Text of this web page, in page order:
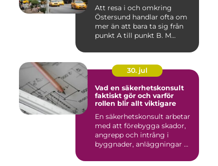
Att resa i och omkring
Östersund handlar ofta om
mer än att bara ta sig från
punkt A till punkt B. M...
30. jul
Vad en säkerhetskonsult
faktiskt gör och varför
rollen blir allt viktigare
En säkerhetskonsult arbetar
med att förebygga skador,
angrepp och intrång i
byggnader, anläggningar ...